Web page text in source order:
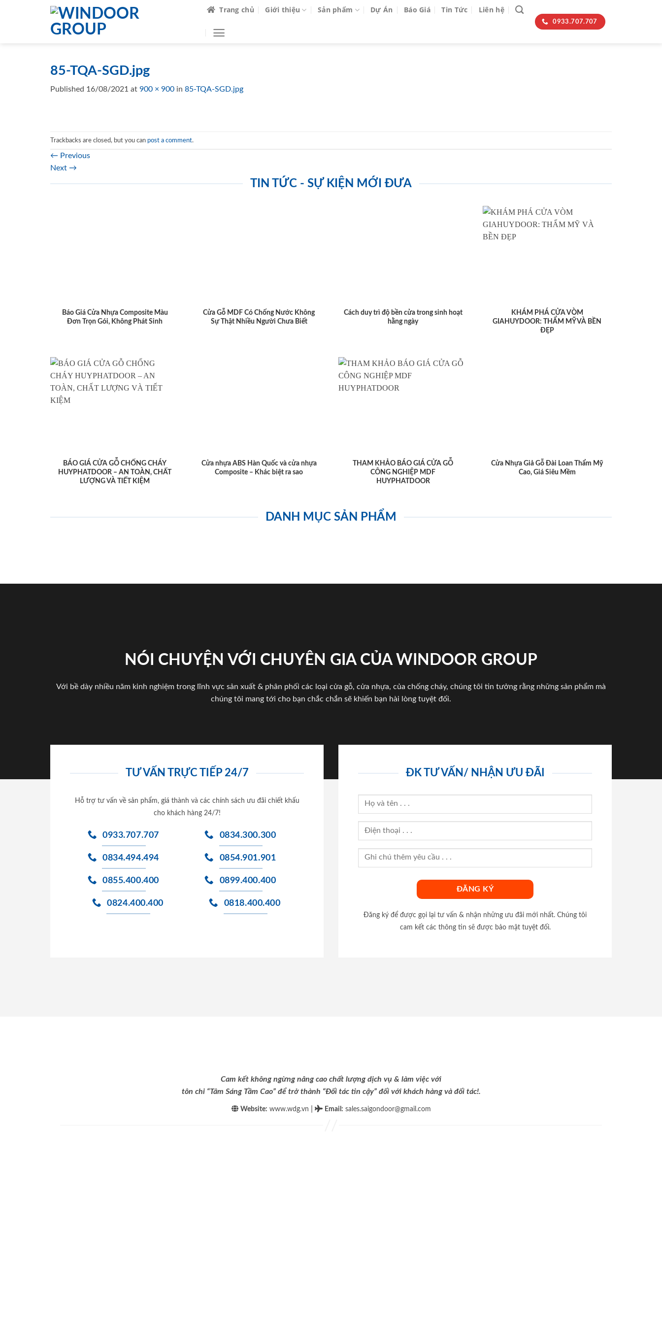
Trang chủ Giới thiệu Sản phẩm Dự Án Báo Giá Tin Tức Liên hệ
0933.707.707
85-TQA-SGD.jpg
Published 16/08/2021 at 900 × 900 in 85-TQA-SGD.jpg
Trackbacks are closed, but you can post a comment.
← Previous
Next →
TIN TỨC - SỰ KIỆN MỚI ĐƯA
Báo Giá Cửa Nhựa Composite Màu
Đơn Trọn Gói, Không Phát Sinh
Cửa Gỗ MDF Có Chống Nước Không
Sự Thật Nhiều Người Chưa Biết
Cách duy trì độ bền cửa trong sinh hoạt
hằng ngày
KHÁM PHÁ CỬA VÒM
GIAHUYDOOR: THẨM MỸ VÀ BỀN
ĐẸP
BÁO GIÁ CỬA GỖ CHỐNG CHÁY
HUYPHATDOOR – AN TOÀN, CHẤT
LƯỢNG VÀ TIẾT KIỆM
Cửa nhựa ABS Hàn Quốc và cửa nhựa
Composite – Khác biệt ra sao
THAM KHẢO BÁO GIÁ CỬA GỖ
CÔNG NGHIỆP MDF
HUYPHATDOOR
Cửa Nhựa Giả Gỗ Đài Loan Thẩm Mỹ
Cao, Giá Siêu Mềm
DANH MỤC SẢN PHẨM
NÓI CHUYỆN VỚI CHUYÊN GIA CỦA WINDOOR GROUP
Với bề dày nhiều năm kinh nghiệm trong lĩnh vực sản xuất & phân phối các loại cửa gỗ, cửa nhựa, của chống cháy, chúng tôi tin tưởng rằng những sản phẩm mà
chúng tôi mang tới cho bạn chắc chắn sẽ khiến bạn hài lòng tuyệt đối.
TƯ VẤN TRỰC TIẾP 24/7
Hỗ trợ tư vấn về sản phẩm, giá thành và các chính sách ưu đãi chiết khấu
cho khách hàng 24/7!
0933.707.707
0834.494.494
0855.400.400
0824.400.400
0834.300.300
0854.901.901
0899.400.400
0818.400.400
ĐK TƯ VẤN/ NHẬN ƯU ĐÃI
Đăng ký để được gọi lại tư vấn & nhận những ưu đãi mới nhất. Chúng tôi
cam kết các thông tin sẽ được bảo mật tuyệt đối.
Cam kết không ngừng nâng cao chất lượng dịch vụ & làm việc với
tôn chỉ “Tâm Sáng Tầm Cao” để trở thành “Đối tác tin cậy” đối với khách hàng và đối tác!.
Website: www.wdg.vn Email : sales.saigondoor@gmail.com